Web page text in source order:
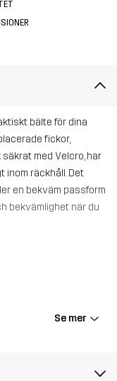
bälte för dina
fickor,
med Velcro, har
inom räckhåll. Det
en bekväm passform
bekvämlighet när du
Se mer